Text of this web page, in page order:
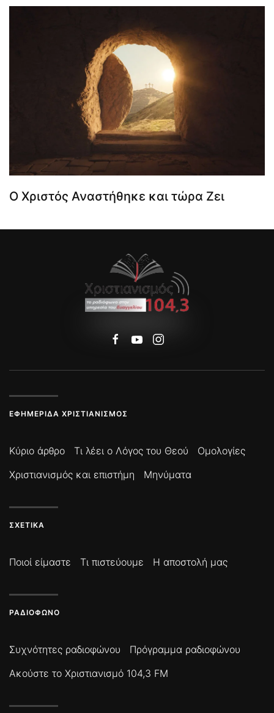
Ο Χριστός Αναστήθηκε και τώρα Ζει
ΕΦΗΜΕΡΊΔΑ ΧΡΙΣΤΙΑΝΙΣΜΌΣ
Κύριο άρθρο Τι λέει ο Λόγος του Θεού
Ομολογίες
Χριστιανισμός και επιστήμη
Μηνύματα
ΣΧΕΤΙΚΆ
Ποιοί είμαστε Τι πιστεύουμε Η αποστολή μας
ΡΑΔΙΌΦΩΝΟ
Συχνότητες ραδιοφώνου
Πρόγραμμα ραδιοφώνου
Ακούστε το Χριστιανισμό 104,3 FM